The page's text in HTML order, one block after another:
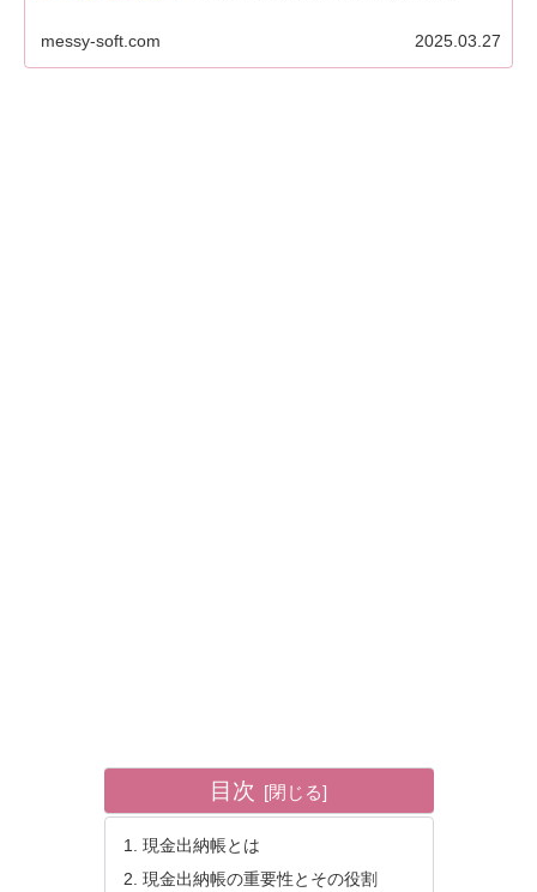
messy-soft.com 2025.03.27
目次
現金出納帳とは
現金出納帳の重要性とその役割